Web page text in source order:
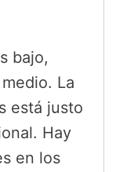
bajo,
La
está justo
Hay
en los